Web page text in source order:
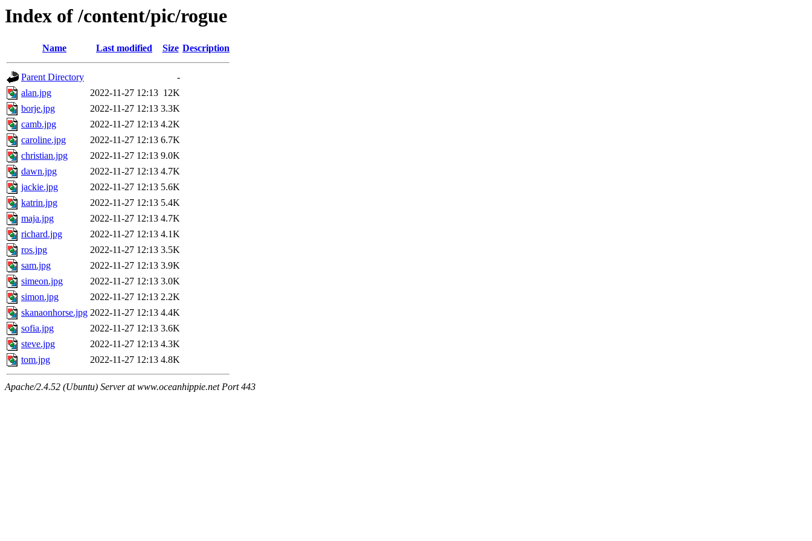
Index of /content/pic/rogue
Name Last modified Size Description
Parent Directory
-
alan.jpg
2022-11-27 12:13 12K
borje.jpg
2022-11-27 12:13 3.3K
camb.jpg
2022-11-27 12:13 4.2K
caroline.jpg
2022-11-27 12:13 6.7K
christian.jpg
2022-11-27 12:13 9.0K
dawn.jpg
2022-11-27 12:13 4.7K
jackie.jpg
2022-11-27 12:13 5.6K
katrin.jpg
2022-11-27 12:13 5.4K
maja.jpg
2022-11-27 12:13 4.7K
richard.jpg
2022-11-27 12:13 4.1K
ros.jpg
2022-11-27 12:13 3.5K
sam.jpg
2022-11-27 12:13 3.9K
simeon.jpg
2022-11-27 12:13 3.0K
simon.jpg
2022-11-27 12:13 2.2K
skanaonhorse.jpg 2022-11-27 12:13 4.4K
sofia.jpg
2022-11-27 12:13 3.6K
steve.jpg
2022-11-27 12:13 4.3K
tom.jpg
2022-11-27 12:13 4.8K
Apache/2.4.52 (Ubuntu) Server at www.oceanhippie.net Port 443